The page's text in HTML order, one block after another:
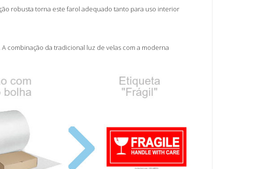
robusta torna este farol adequado tanto para uso interior
combinação da tradicional luz de velas com a moderna